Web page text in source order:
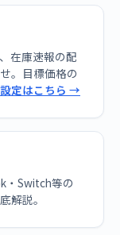
在庫速報の配
。目標価格の
設定はこちら →
・Switch等の
解説。